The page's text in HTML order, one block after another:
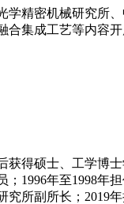
精密机械研究所
集成工艺等内容
得硕士、工学博
1996年至1998年
所副所长；2019